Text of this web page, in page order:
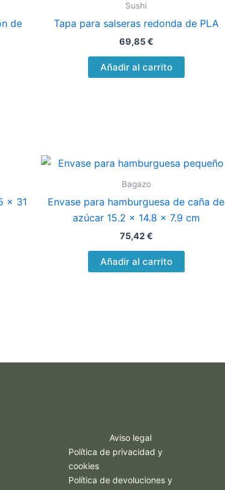
de
Sushi
Tapa para salseras redonda de PLA
69,85€
Añadir al carrito
x 31
Bagazo
Envase para hamburguesa de caña de
azúcar 15.2 x 14.8 x 7.9 cm
75,42€
Añadir al carrito
Aviso legal
Política de privacidad y
cookies
Política de devoluciones y